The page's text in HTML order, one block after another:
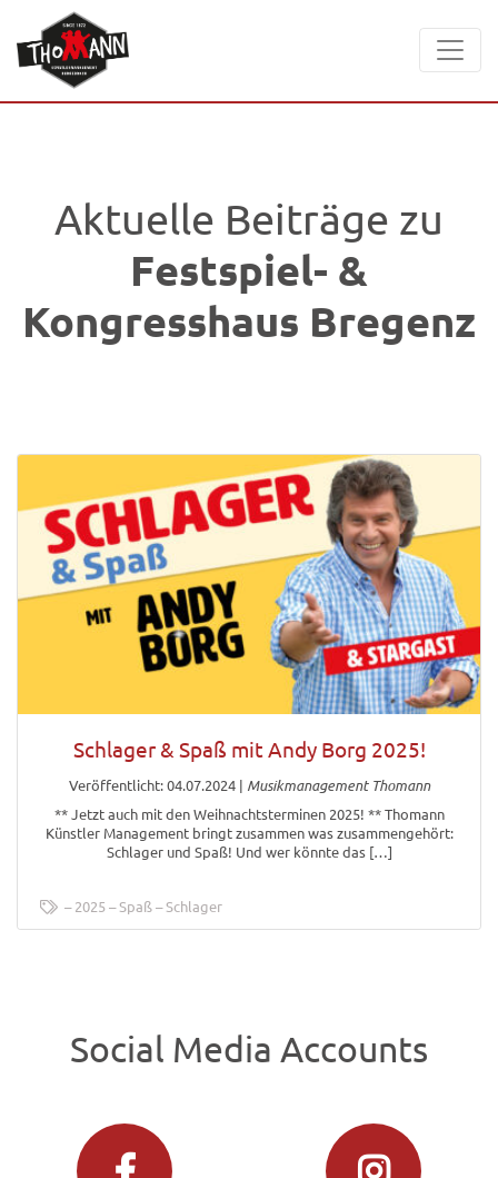
Aktuelle Beiträge zu
Festspiel- &
Kongresshaus Bregenz
Schlager & Spaß mit Andy Borg 2025!
Veröffentlicht: 04.07.2024| Musikmanagement Thomann
** Jetzt auch mit den Weihnachtsterminen 2025! ** Thomann
Künstler Management bringt zusammen was zusammengehört:
Schlager und Spaß! Und wer könnte das […]
2025 Spaß Schlager
Social Media Accounts